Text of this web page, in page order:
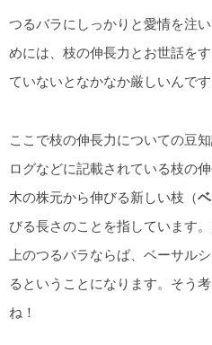
つるバラにしっかりと愛情を注
めには、枝の伸長力とお世話を
ていないとなかなか厳しいんです
ここで枝の伸長力についての豆
ログなどに記載されている枝の
木の株元から伸びる新しい枝（
びる長さのことを指しています
上のつるバラならば、ベーサル
るということになります。そう
ね！